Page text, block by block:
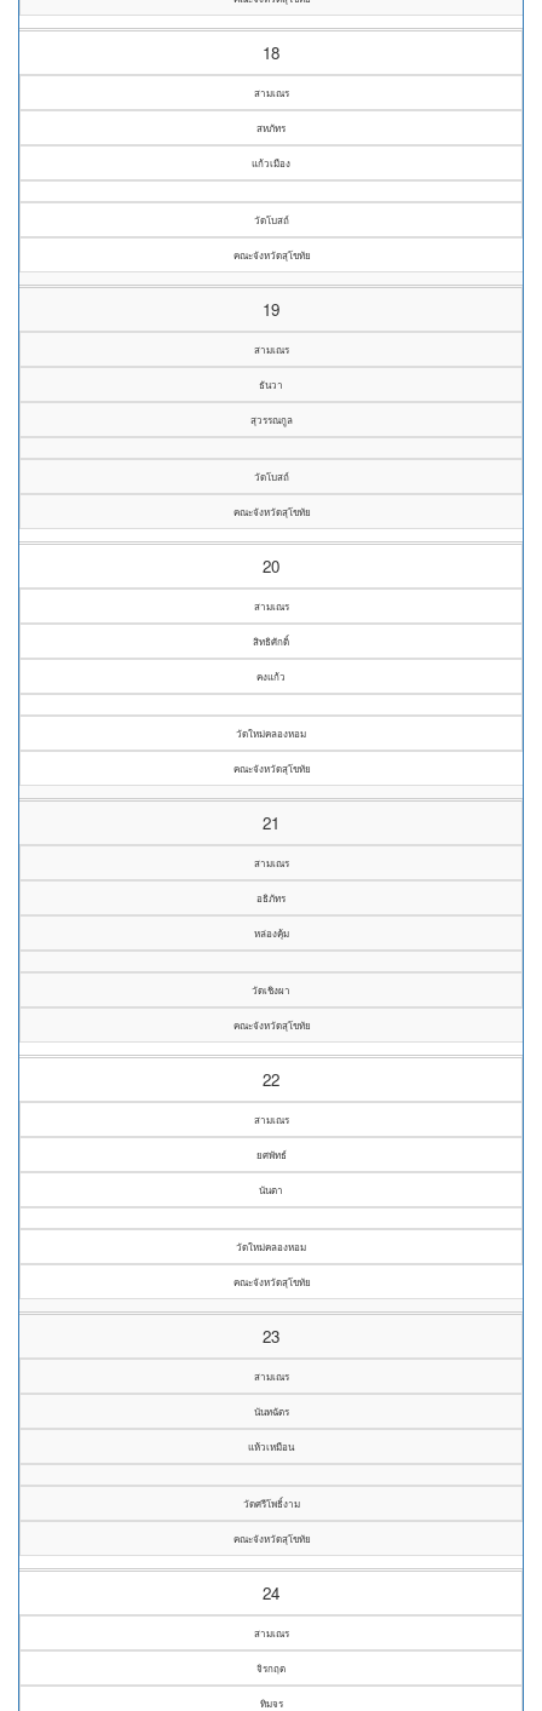
18
สามเณร
สหภัทร
แก้วเมือง
วัดโบสถ์
คณะจังหวัดสุโขทัย
19
สามเณร
ธันวา
สุวรรณกูล
วัดโบสถ์
คณะจังหวัดสุโขทัย
20
สามเณร
สิทธิศักดิ์
คงแก้ว
วัดใหม่คลองหอม
คณะจังหวัดสุโขทัย
21
สามเณร
อธิภัทร
หล่องคุ้ม
วัดเชิงผา
คณะจังหวัดสุโขทัย
22
สามเณร
ยศพัทธ์
นันตา
วัดใหม่คลองหอม
คณะจังหวัดสุโขทัย
23
สามเณร
นันทฉัตร
แห้วเหมือน
วัดศรีโพธิ์งาม
คณะจังหวัดสุโขทัย
24
สามเณร
จิรกฤต
ทิมจร